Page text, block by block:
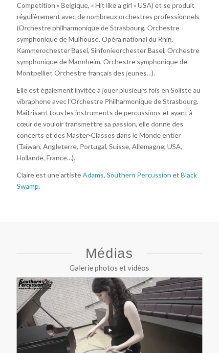
Competition » Belgique, « Hit like a girl » USA) et se produit
régulièrement avec de nombreux orchestres professionnels
(Orchestre philharmonique de Strasbourg, Orchestre
symphonique de Mulhouse, Opéra national du Rhin,
Kammerochester Basel, Sinfonieorchester Basel, Orchestre
symphonique de Mannheim, Orchestre symphonique de
Montpellier, Orchestre français des jeunes…).
Elle est également invitée à jouer plusieurs fois en Soliste au
vibraphone avec l’Orchestre Philharmonique de Strasbourg.
Maitrisant tous les instruments de percussions et ayant à
cœur de vouloir transmettre sa passion, elle donne des
concerts et des Master-Classes dans le Monde entier
(Taiwan, Angleterre, Portugal, Suisse, Allemagne, USA,
Hollande, France…).
Claire est une artisteAdams, Southern Percussion et Black
Swamp.
Médias
Galerie photos et vidéos